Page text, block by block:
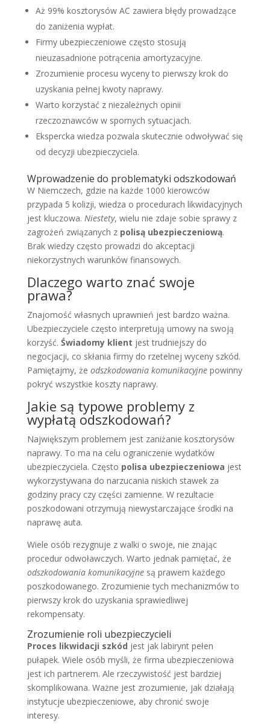
Aż 99% kosztorysów AC zawiera błędy prowadzące
do zaniżenia wypłat.
Firmy ubezpieczeniowe często stosują
nieuzasadnione potrącenia amortyzacyjne.
Zrozumienie procesu wyceny to pierwszy krok do
uzyskania pełnej kwoty naprawy.
Warto korzystać z niezależnych opinii
rzeczoznawców w spornych sytuacjach.
Ekspercka wiedza pozwala skutecznie odwoływać się
od decyzji ubezpieczyciela.
Wprowadzenie do problematyki odszkodowań
W Niemczech, gdzie na każde 1000 kierowców
przypada 5 kolizji, wiedza o procedurach likwidacyjnych
jest kluczowa. Niestety, wielu nie zdaje sobie sprawy z
zagrożeń związanych z polisą ubezpieczeniową.
Brak wiedzy często prowadzi do akceptacji
niekorzystnych warunków finansowych.
Dlaczego warto znać swoje
prawa?
Znajomość własnych uprawnień jest bardzo ważna.
Ubezpieczyciele często interpretują umowy na swoją
korzyść. Świadomy klient jest trudniejszy do
negocjacji, co skłania firmy do rzetelnej wyceny szkód.
Pamiętajmy, że odszkodowania komunikacyjnepowinny
pokryć wszystkie koszty naprawy.
Jakie są typowe problemy z
wypłatą odszkodowań?
Największym problemem jest zaniżanie kosztorysów
naprawy. To ma na celu ograniczenie wydatków
ubezpieczyciela. Często polisa ubezpieczeniowa jest
wykorzystywana do narzucania niskich stawek za
godziny pracy czy części zamienne. W rezultacie
poszkodowani otrzymują niewystarczające środki na
naprawę auta.
Wiele osób rezygnuje z walki o swoje, nie znając
procedur odwoławczych. Warto jednak pamiętać, że
odszkodowania komunikacyjnesą prawem każdego
poszkodowanego. Zrozumienie tych mechanizmów to
pierwszy krok do uzyskania sprawiedliwej
rekompensaty.
Zrozumienie roli ubezpieczycieli
Proces likwidacji szkód jest jak labirynt pełen
pułapek. Wiele osób myśli, że firma ubezpieczeniowa
jest ich partnerem. Ale rzeczywistość jest bardziej
skomplikowana. Ważne jest zrozumienie, jak działają
instytucje ubezpieczeniowe, aby chronić swoje
interesy.